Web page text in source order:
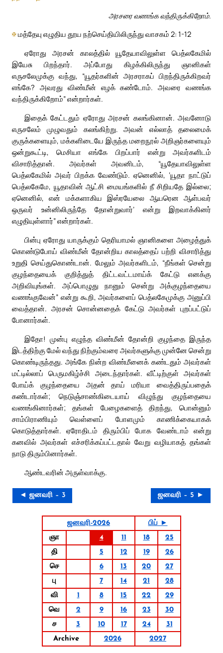
அரசரை வணங்க வந்திருக்கிறோம்.
✠மத்தேயு எழுதிய தூய நற்செய்தியிலிருந்து வாசகம் 2: 1-12
ஏரோது அரசன் காலத்தில் யூதேயாவிலுள்ள பெத்லகேமில்
இயேசு பிறந்தார். அப்போது கிழக்கிலிருந்து ஞானிகள்
எருசலேமுக்கு வந்து, “யூதர்களின் அரசராகப் பிறந்திருக்கிறவர்
எங்கே? அவரது விண்மீன் எழக் கண்டோம். அவரை வணங்க
வந்திருக்கிறோம்” என்றார்கள்.
இதைக் கேட்டதும் ஏரோது அரசன் கலங்கினான். அவனோடு
எருசலேம் முழுவதும் கலங்கிற்று. அவன் எல்லாத் தலைமைக்
குருக்களையும், மக்களிடையே இருந்த மறைநூல் அறிஞர்களையும்
ஒன்றுகூட்டி, மெசியா எங்கே பிறப்பார் என்று அவர்களிடம்
விசாரித்தான். அவர்கள் அவனிடம், “யூதேயாவிலுள்ள
பெத்லகேமில் அவர் பிறக்க வேண்டும். ஏனெனில், ‘யூதா நாட்டுப்
பெத்லகேமே, யூதாவின் ஆட்சி மையங்களில் நீ சிறியதே இல்லை;
ஏனெனில், என் மக்களாகிய இஸ்ரயேலை ஆயரென ஆள்பவர்
ஒருவர் உன்னிலிருந்தே தோன்றுவார்’ என்று இறவாக்கினர்
எழுதியுள்ளார்” என்றார்கள்.
பின்பு ஏரோது யாருக்கும் தெரியாமல் ஞானிகளை அழைத்துக்
கொண்டுபோய் விண்மீன் தோன்றிய காலத்தைப் பற்றி விசாரித்து
உறுதி செய்துகொண்டான். மேலும் அவர்களிடம், “நீங்கள் சென்று
குழந்தையைக் குறித்துத் திட்டவட்டமாய்க் கேட்டு எனக்கு
அறிவியுங்கள். அப்பொழுது நானும் சென்று அக்குழந்தையை
வணங்குவேன்” என்று கூறி, அவர்களைப் பெத்லகேமுக்கு அனுப்பி
வைத்தான். அரசன் சொன்னதைக் கேட்டு அவர்கள் புறப்பட்டுப்
போனார்கள்.
இதோ! முன்பு எழுந்த விண்மீன் தோன்றி குழந்தை இருந்த
இடத்திற்கு மேல் வந்து நிற்கும்வரை அவர்களுக்கு முன்னே சென்று
கொண்டிருந்தது. அங்கே நின்ற விண்மீனைக் கண்டதும் அவர்கள்
மட்டில்லாப் பெருமகிழ்ச்சி அடைந்தார்கள். வீட்டிற்குள் அவர்கள்
போய்க் குழந்தையை அதன் தாய் மரியா வைத்திருப்பதைக்
கண்டார்கள்; நெடுஞ்சாண்கிடையாய் விழுந்து குழந்தையை
வணங்கினார்கள்; தங்கள் பேழைகளைத் திறந்து, பொன்னும்
சாம்பிராணியும் வெள்ளைப் போளமும் காணிக்கையாகக்
கொடுத்தார்கள். ஏரோதிடம் திரும்பிப் போக வேண்டாம் என்று
கனவில் அவர்கள் எச்சரிக்கப்பட்டதால் வேறு வழியாகத் தங்கள்
நாடு திரும்பினார்கள்.
ஆண்டவரின் அருள்வாக்கு.
◄ ஜனவரி – 3 ஜனவரி – 5 ►
ஜனவரி-2026
பிப் ►
ஞா
4 11 18
25
தி
5 12 19
26
செ
6 13 20
27
பு
7 14 21
28
வி
1 8 15 22
29
வெ
2 9 16 23
30
ச
3 10 17 24
31
Archive
2026 2027